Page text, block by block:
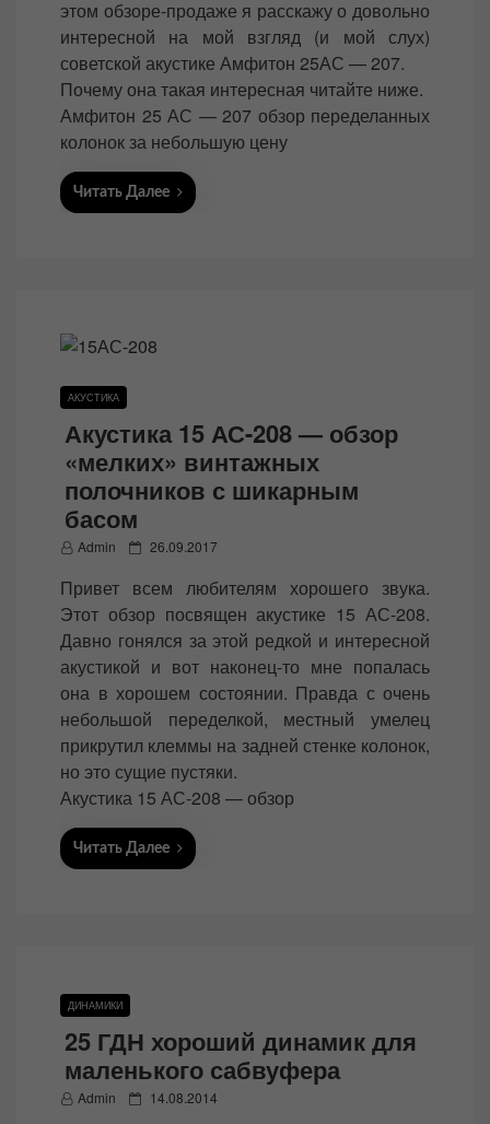
t
e
d
o
n
этом обзоре-продаже я расскажу о довольно
интересной на мой взгляд (и мой слух)
советской акустике Амфитон 25АС — 207.
Почему она такая интересная читайте ниже.
Амфитон 25 АС — 207 обзор переделанных
колонок за небольшую цену
Читать Далее
АКУСТИКА
Акустика 15 АС-208 — обзор
«мелких» винтажных
полочников с шикарным
басом
Admin
P
s
t
e
o
n
26.09.2017
Привет всем любителям хорошего звука.
Этот обзор посвящен акустике 15 АС-208.
Давно гонялся за этой редкой и интересной
акустикой и вот наконец-то мне попалась
она в хорошем состоянии. Правда с очень
небольшой переделкой, местный умелец
прикрутил клеммы на задней стенке колонок,
но это сущие пустяки.
Акустика 15 АС-208 — обзор
Читать Далее
ДИНАМИКИ
25 ГДН хороший динамик для
маленького сабвуфера
Admin
P 14.08.2014